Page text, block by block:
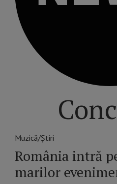
Muzică/Știri
România intră
marilor